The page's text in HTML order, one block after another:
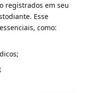
registrados em seu
Esse
como: